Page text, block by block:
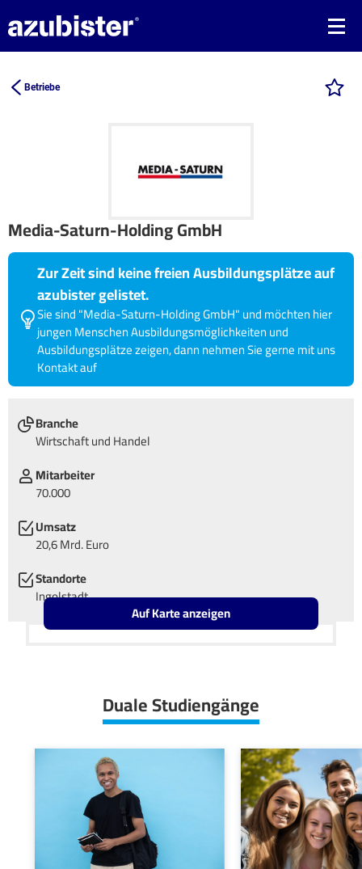
Betriebe
Media-Saturn-Holding GmbH
Zur Zeit sind keine freien Ausbildungsplätze auf
azubister gelistet.
Sie sind "Media-Saturn-Holding GmbH" und möchten hier
jungen Menschen Ausbildungsmöglichkeiten und
Ausbildungsplätze zeigen, dann nehmen Sie gerne mit uns
Kontakt auf
Branche
Wirtschaft und Handel
Mitarbeiter
70.000
Umsatz
20,6 Mrd. Euro
Standorte
Ingolstadt
Leaflet OpenStreetMap2
Auf Karte anzeigen
Duale Studiengänge